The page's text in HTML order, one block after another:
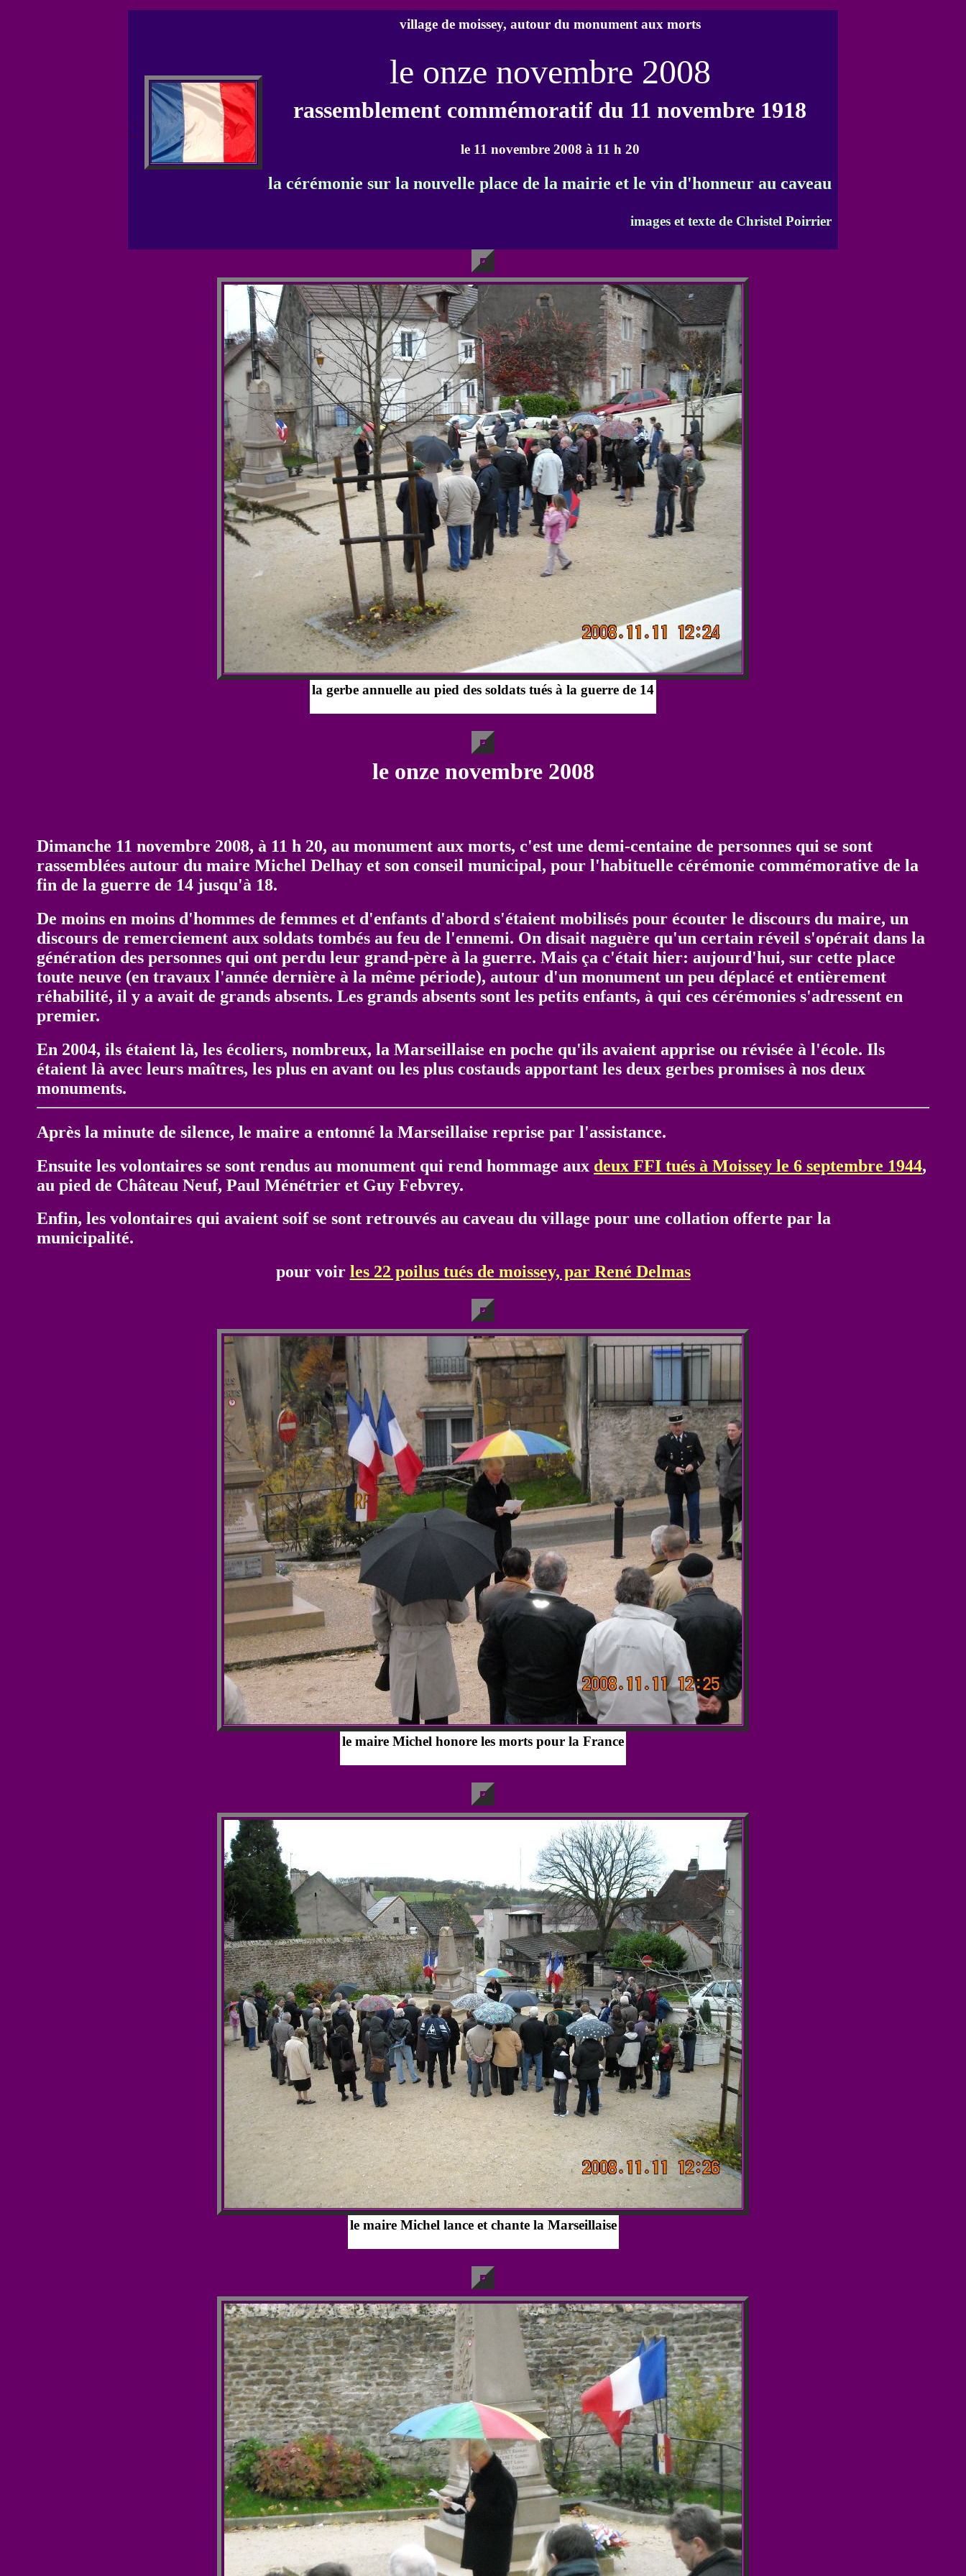
-
-
village de moissey, autour du monument aux morts
le onze novembre 2008
rassemblement commémoratif du 11 novembre 1918
le 11 novembre 2008 à 11 h 20
la cérémonie sur la nouvelle place de la mairie et le vin d'honneur au caveau
images et texte de Christel Poirrier
la gerbe annuelle au pied des soldats tués à la guerre de 14
le onze novembre 2008
Dimanche 11 novembre 2008, à 11 h 20, au monument aux morts, c'est une demi-centaine de personnes qui se sont
rassemblées autour du maire Michel Delhay et son conseil municipal, pour l'habituelle cérémonie commémorative de la
fin de la guerre de 14 jusqu'à 18.
De moins en moins d'hommes de femmes et d'enfants d'abord s'étaient mobilisés pour écouter le discours du maire, un
discours de remerciement aux soldats tombés au feu de l'ennemi. On disait naguère qu'un certain réveil s'opérait dans la
génération des personnes qui ont perdu leur grand-père à la guerre. Mais ça c'était hier: aujourd'hui, sur cette place
toute neuve (en travaux l'année dernière à la même période), autour d'un monument un peu déplacé et entièrement
réhabilité, il y a avait de grands absents. Les grands absents sont les petits enfants, à qui ces cérémonies s'adressent en
premier.
En 2004, ils étaient là, les écoliers, nombreux, la Marseillaise en poche qu'ils avaient apprise ou révisée à l'école. Ils
étaient là avec leurs maîtres, les plus en avant ou les plus costauds apportant les deux gerbes promises à nos deux
monuments.
Après la minute de silence, le maire a entonné la Marseillaise reprise par l'assistance.
Ensuite les volontaires se sont rendus au monument qui rend hommage aux deux FFI tués à Moissey le 6 septembre 1944,
au pied de Château Neuf, Paul Ménétrier et Guy Febvrey.
Enfin, les volontaires qui avaient soif se sont retrouvés au caveau du village pour une collation offerte par la
municipalité.
pour voir les 22 poilus tués de moissey, par René Delmas
le maire Michel honore les morts pour la France
le maire Michel lance et chante la Marseillaise